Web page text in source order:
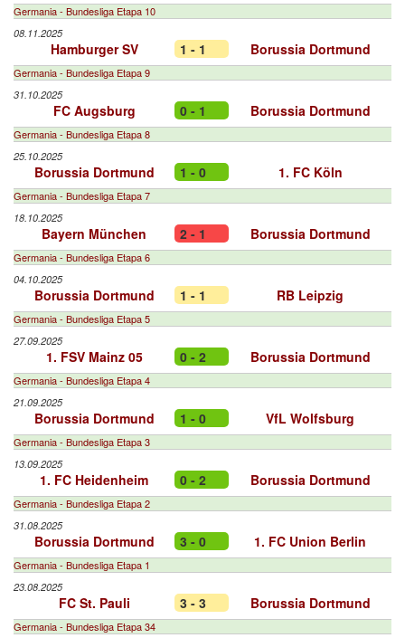
Germania - Bundesliga Etapa 10
08.11.2025
Hamburger SV 1 - 1 Borussia Dortmund
Germania - Bundesliga Etapa 9
31.10.2025
FC Augsburg 0 - 1 Borussia Dortmund
Germania - Bundesliga Etapa 8
25.10.2025
Borussia Dortmund 1 - 0 1. FC Köln
Germania - Bundesliga Etapa 7
18.10.2025
Bayern München 2 - 1 Borussia Dortmund
Germania - Bundesliga Etapa 6
04.10.2025
Borussia Dortmund 1 - 1 RB Leipzig
Germania - Bundesliga Etapa 5
27.09.2025
1. FSV Mainz 05 0 - 2 Borussia Dortmund
Germania - Bundesliga Etapa 4
21.09.2025
Borussia Dortmund 1 - 0 VfL Wolfsburg
Germania - Bundesliga Etapa 3
13.09.2025
1. FC Heidenheim 0 - 2 Borussia Dortmund
Germania - Bundesliga Etapa 2
31.08.2025
Borussia Dortmund 3 - 0 1. FC Union Berlin
Germania - Bundesliga Etapa 1
23.08.2025
FC St. Pauli 3 - 3 Borussia Dortmund
Germania - Bundesliga Etapa 34